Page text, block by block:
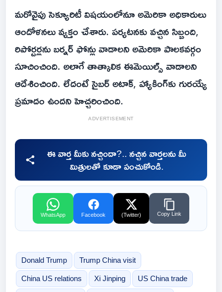
మరోవైపు సెక్యూరిటీ విషయంలోనూ అమెరికా అధికారులు
ఆందోళనలు వ్యక్తం చేశారు. పర్యటనకు వచ్చిన సిబ్బంది,
రిపోర్టర్లను బర్నర్ ఫోన్లు వాడాలని అమెరికా పాలకవర్గం
సూచించింది. అలాగే తాత్కాలిక ఈమెయిల్స్ వాడాలని
ఆదేశించింది. లేదంటే సైబర్ అటాక్, హ్యాకింగ్‌కు గురయ్యే
ప్రమాదం ఉందని హెచ్చరించింది.
ADVERTISEMENT
ఈ వార్త మీకు నచ్చిందా?.. నచ్చిన వార్తలను మీ
మిత్రులతో కూడా పంచుకోండి.
WhatsApp Facebook (Twitter) Copy Link
Donald Trump Trump China visit
China US relations Xi Jinping US China trade